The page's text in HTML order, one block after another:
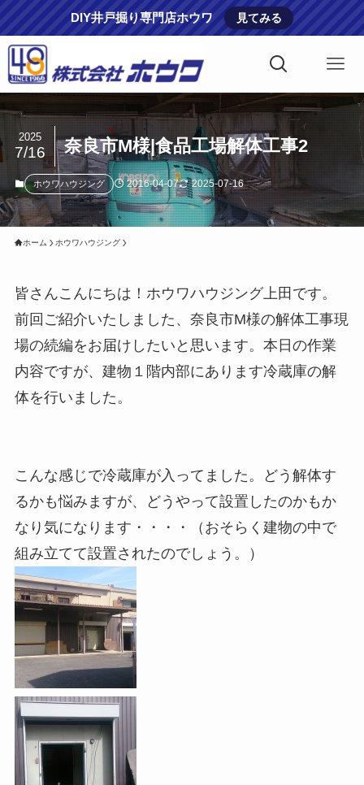
DIY井戸掘り専門店ホウワ 見てみる
奈良市M様|食品工場解体工事2
2025
7/16
ホウワハウジング 2016-04-07 2025-07-16
ホーム ホウワハウジング
皆さんこんにちは！ホウワハウジング上田です。
前回ご紹介いたしました、奈良市M様の解体工事現
場の続編をお届けしたいと思います。本日の作業
内容ですが、建物１階内部にあります冷蔵庫の解
体を行いました。
こんな感じで冷蔵庫が入ってました。どう解体す
るかも悩みますが、どうやって設置したのかもか
なり気になります・・・・（おそらく建物の中で
組み立てて設置されたのでしょう。）